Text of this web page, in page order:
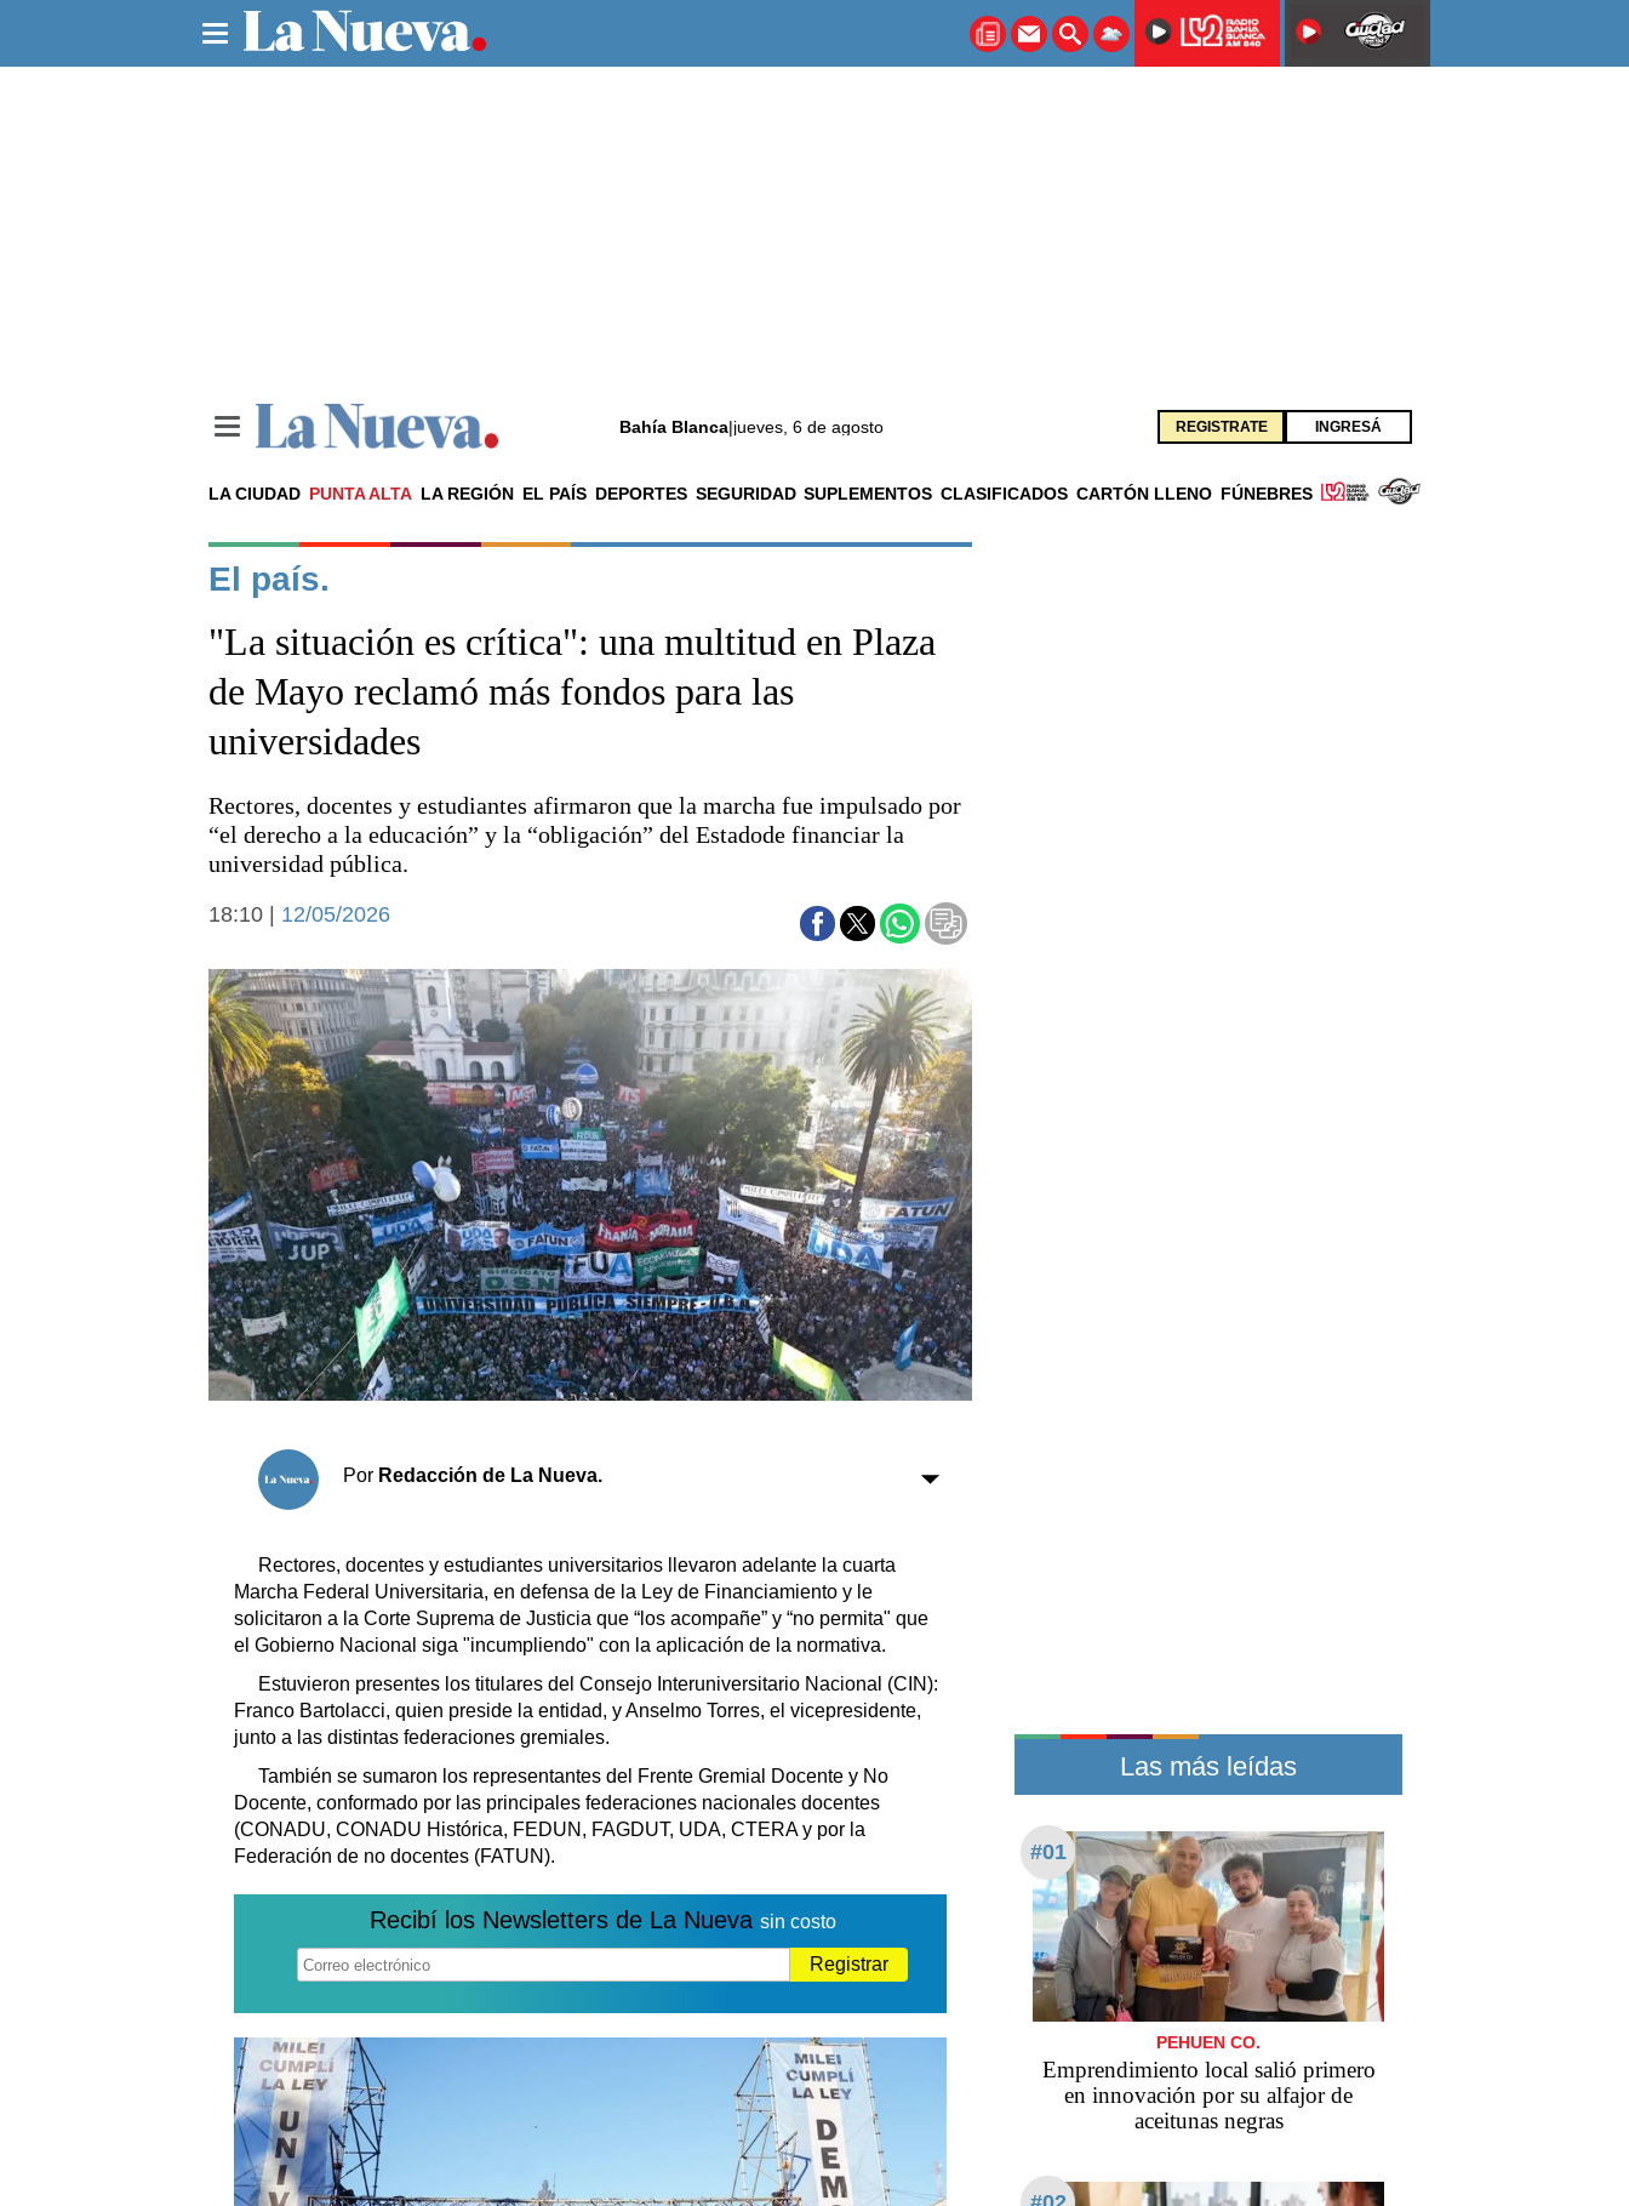
Bahía Blanca|jueves, 6 de agosto REGISTRATE INGRESÁ
LA CIUDAD PUNTA ALTA LA REGIÓN EL PAÍS DEPORTES SEGURIDAD SUPLEMENTOS CLASIFICADOS CARTÓN LLENO FÚNEBRES
Noticias
La ciudad
El país
Seguridad
Liga del Sur
Básquetbol
Cines
Economía y campo
Economía y finanzas
Con el campo
Espacio empresas
Sociedad y tiempo libre
Sociedad
Tecnología
Turismo
Salud
Es viral
El tiempo
Fúnebres
Clasificados
Horóscopo
Servicios
Transportes
Fúnebres
Edictos
Teléfonos de urgencia
El país.
"La situación es crítica": una multitud en Plaza
de Mayo reclamó más fondos para las
universidades
Rectores, docentes y estudiantes afirmaron que la marcha fue impulsado por
“el derecho a la educación” y la “obligación” del Estadode financiar la
universidad pública.
18:10 | 12/05/2026
Por Redacción de La Nueva.
Rectores, docentes y estudiantes universitarios llevaron adelante la cuarta
Marcha Federal Universitaria, en defensa de la Ley de Financiamiento y le
solicitaron a la Corte Suprema de Justicia que “los acompañe” y “no permita" que
el Gobierno Nacional siga "incumpliendo" con la aplicación de la normativa.
Estuvieron presentes los titulares del Consejo Interuniversitario Nacional (CIN):
Franco Bartolacci, quien preside la entidad, y Anselmo Torres, el vicepresidente,
junto a las distintas federaciones gremiales.
También se sumaron los representantes del Frente Gremial Docente y No
Docente, conformado por las principales federaciones nacionales docentes
(CONADU, CONADU Histórica, FEDUN, FAGDUT, UDA, CTERA y por la
Federación de no docentes (FATUN).
Recibí los Newsletters de La Nueva sin costo
Registrar
Las más leídas
#01
PEHUEN CO.
Emprendimiento local salió primero
en innovación por su alfajor de
aceitunas negras